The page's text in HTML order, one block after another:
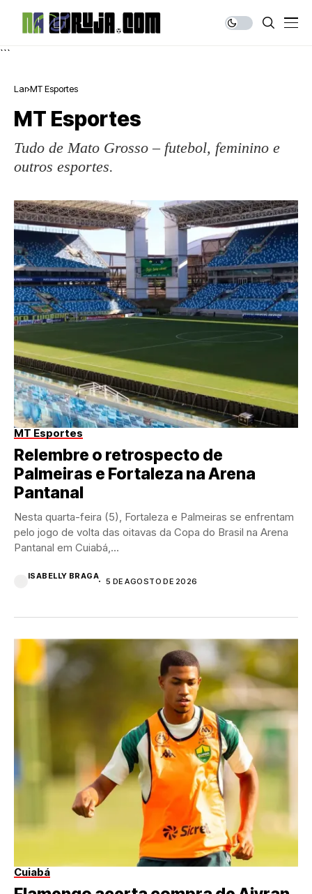
```
Lar MT Esportes
MT Esportes
Tudo de Mato Grosso – futebol, feminino e
outros esportes.
MT Esportes
Relembre o retrospecto de
Palmeiras e Fortaleza na Arena
Pantanal
Nesta quarta-feira (5), Fortaleza e Palmeiras se enfrentam
pelo jogo de volta das oitavas da Copa do Brasil na Arena
Pantanal em Cuiabá,...
ISABELLY BRAGA
5 DE AGOSTO DE 2026
Cuiabá